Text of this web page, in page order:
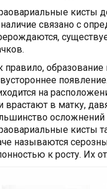
кисты
связано с
правило, образование
на
врастают в матку,
осложнений
называются
к росту. Их